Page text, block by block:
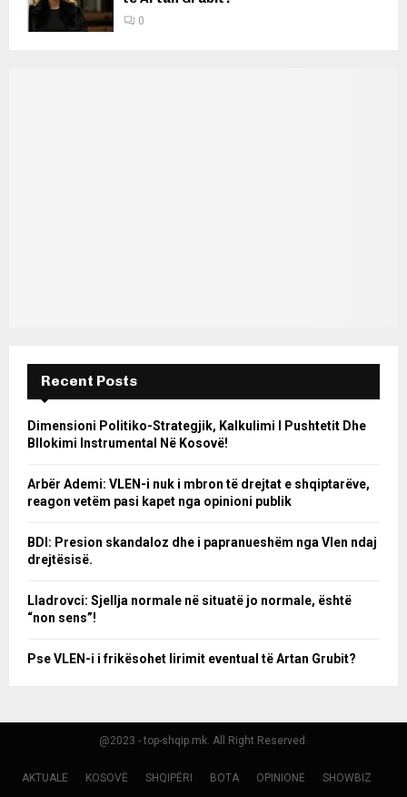
0
Recent Posts
Dimensioni Politiko-Strategjik, Kalkulimi I Pushtetit Dhe
Bllokimi Instrumental Në Kosovë!
Arbër Ademi: VLEN-i nuk i mbron të drejtat e shqiptarëve,
reagon vetëm pasi kapet nga opinioni publik
BDI: Presion skandaloz dhe i papranueshëm nga Vlen ndaj
drejtësisë.
Lladrovci: Sjellja normale në situatë jo normale, është
“non sens”!
Pse VLEN-i i frikësohet lirimit eventual të Artan Grubit?
@2023 - top-shqip.mk. All Right Reserved.
AKTUALE KOSOVË SHQIPËRI BOTA OPINIONE
SHOWBIZ